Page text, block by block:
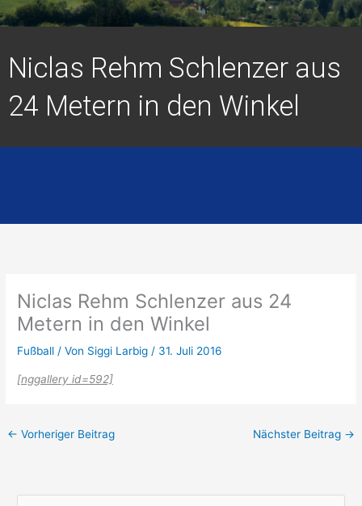
Niclas Rehm Schlenzer aus
24 Metern in den Winkel
Niclas Rehm Schlenzer aus 24
Metern in den Winkel
Fußball / Von Siggi Larbig/ 31. Juli 2016
[nggallery id=592]
← Vorheriger Beitrag Nächster Beitrag →